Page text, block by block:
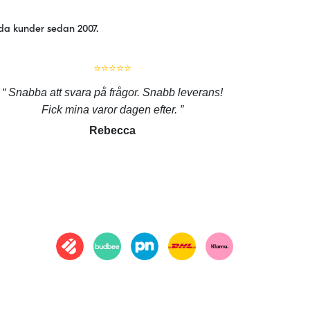
kunder sedan 2007.
⭐⭐⭐⭐⭐
Snabba att svara på frågor. Snabb leverans!
Fick mina varor dagen efter.
Rebecca